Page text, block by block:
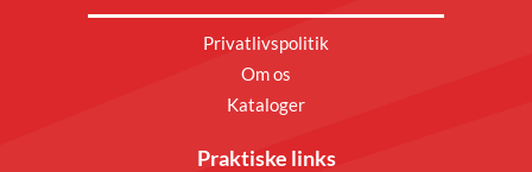
Privatlivspolitik
Om os
Kataloger
Praktiske links